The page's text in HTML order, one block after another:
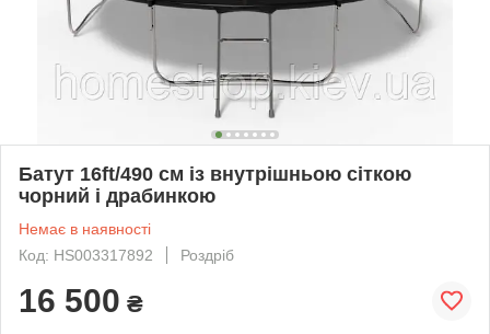
Батут 16ft/490 см із внутрішньою сіткою
чорний і драбинкою
Немає в наявності
Код: HS003317892
Роздріб
16 500 ₴